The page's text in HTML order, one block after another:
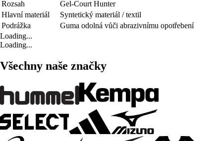
Rozsah
Gel-Court Hunter
Hlavní materiál
Syntetický materiál / textil
Podrážka
Guma odolná vůči abrazivnímu opotřebení
Loading...
Loading...
Všechny naše značky